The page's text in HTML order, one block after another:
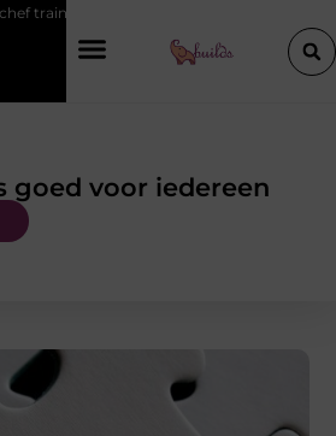
goed voor iedereen